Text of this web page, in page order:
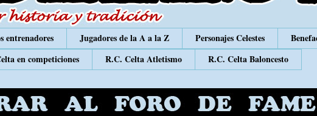
entrenadores Jugadores de la A a la Z Personajes Celestes
en competiciones R.C. Celta Atletismo R.C. Celta Baloncesto